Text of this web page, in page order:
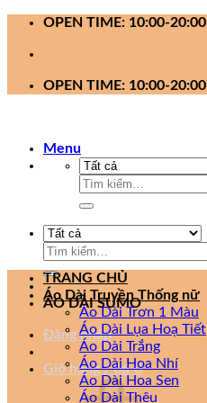
OPEN TIME: 10:00-20:00
OPEN TIME: 10:00-20:00
Menu
Tìm
Tìm
ÁO DÀI SUMO
Đăng nhập
Giỏ hàng /0₫ 0
TRANG CHỦ
Áo Dài Truyền Thống nữ
Áo Dài Trơn 1 Màu
Áo Dài Lụa Hoạ Tiết
Áo Dài Trắng
Áo Dài Hoa Nhí
Áo Dài Hoa Sen
Áo Dài Thêu